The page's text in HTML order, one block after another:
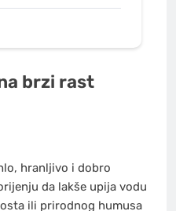
brzi rast
hranljivo i dobro
da lakše upija vodu
ili prirodnog humusa